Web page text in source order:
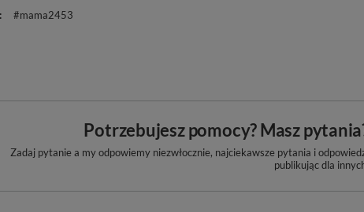
#mama2453
Potrzebujesz pomocy? Masz
Zadaj pytanie a my odpowiemy niezwłocznie, najciekawsze pytania i
publikując dla